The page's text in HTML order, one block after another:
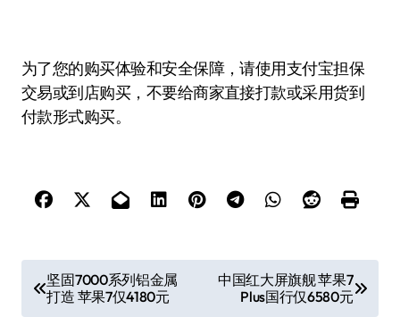
为了您的购买体验和安全保障，请使用支付宝担保
交易或到店购买，不要给商家直接打款或采用货到
付款形式购买。
章
坚固7000系列铝金属
打造 苹果7仅4180元
中国红大屏旗舰 苹果7
Plus国行仅6580元